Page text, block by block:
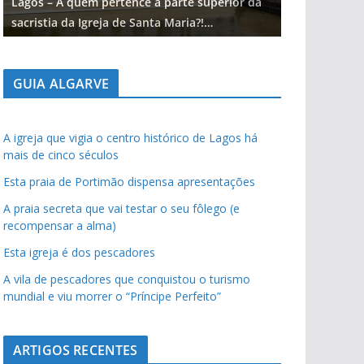
sacristia da Igreja de Santa Maria?!…
GUIA ALGARVE
A igreja que vigia o centro histórico de Lagos há
mais de cinco séculos
Esta praia de Portimão dispensa apresentações
A praia secreta que vai testar o seu fôlego (e
recompensar a alma)
Esta igreja é dos pescadores
A vila de pescadores que conquistou o turismo
mundial e viu morrer o “Príncipe Perfeito”
ARTIGOS RECENTES